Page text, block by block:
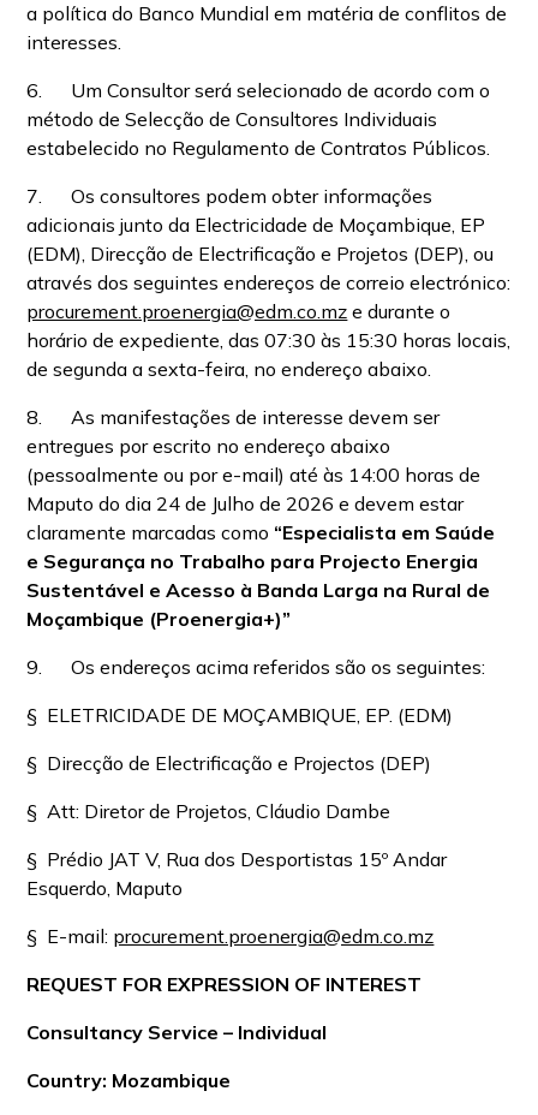
a política do Banco Mundial em matéria de conflitos de
interesses.
6. Um Consultor será selecionado de acordo com o
método de Selecção de Consultores Individuais
estabelecido no Regulamento de Contratos Públicos.
7. Os consultores podem obter informações
adicionais junto da Electricidade de Moçambique, EP
(EDM), Direcção de Electrificação e Projetos (DEP), ou
através dos seguintes endereços de correio electrónico:
procurement.proenergia@edm.co.mz e durante o
horário de expediente, das 07:30 às 15:30 horas locais,
de segunda a sexta-feira, no endereço abaixo.
8. As manifestações de interesse devem ser
entregues por escrito no endereço abaixo
(pessoalmente ou por e-mail) até às 14:00 horas de
Maputo do dia 24 de Julho de 2026 e devem estar
claramente marcadas como “Especialista em Saúde
e Segurança no Trabalho para Projecto Energia
Sustentável e Acesso à Banda Larga na Rural de
Moçambique (Proenergia+)”
9. Os endereços acima referidos são os seguintes:
§ ELETRICIDADE DE MOÇAMBIQUE, EP. (EDM)
§ Direcção de Electrificação e Projectos (DEP)
§ Att: Diretor de Projetos, Cláudio Dambe
§ Prédio JAT V, Rua dos Desportistas 15º Andar
Esquerdo, Maputo
§ E-mail: procurement.proenergia@edm.co.mz
REQUEST FOR EXPRESSION OF INTEREST
Consultancy Service – Individual
Country: Mozambique